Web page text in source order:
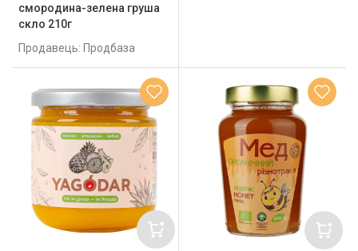
смородина-зелена груша
скло 210г
Продавець: Продбаза